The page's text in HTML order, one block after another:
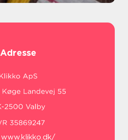
Adresse
www.klikko.dk/